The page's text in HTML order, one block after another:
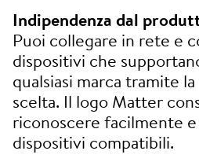
Indipendenza dal
Puoi collegare in rete e
dispositivi che
qualsiasi marca tramite
scelta. Il logo Matter
riconoscere facilmente
dispositivi compatibili.